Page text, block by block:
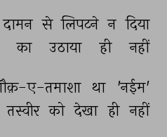
दामन से लिपटने न दिया
का उठाया ही नहीं
ए-तमाशा था 'नईम'
तस्वीर को देखा ही नहीं